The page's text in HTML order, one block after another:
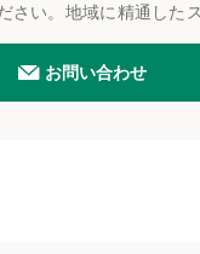
い。地域に精通した
お問い合わせ